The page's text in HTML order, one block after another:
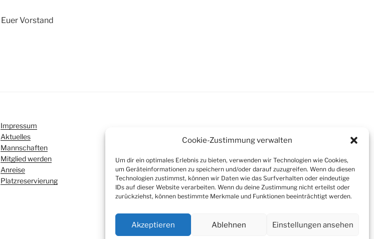
Cookie-Zustimmung verwalten
Um dir ein optimales Erlebnis zu bieten, verwenden wir Technologien wie Cookies,
um Geräteinformationen zu speichern und/oder darauf zuzugreifen. Wenn du diesen
Technologien zustimmst, können wir Daten wie das Surfverhalten oder eindeutige
IDs auf dieser Website verarbeiten. Wenn du deine Zustimmung nicht erteilst oder
zurückziehst, können bestimmte Merkmale und Funktionen beeinträchtigt werden.
Akzeptieren Ablehnen Einstellungen ansehen
Euer Vorstand
Impressum
Aktuelles
Mannschaften
Mitglied werden
Anreise
Platzreservierung